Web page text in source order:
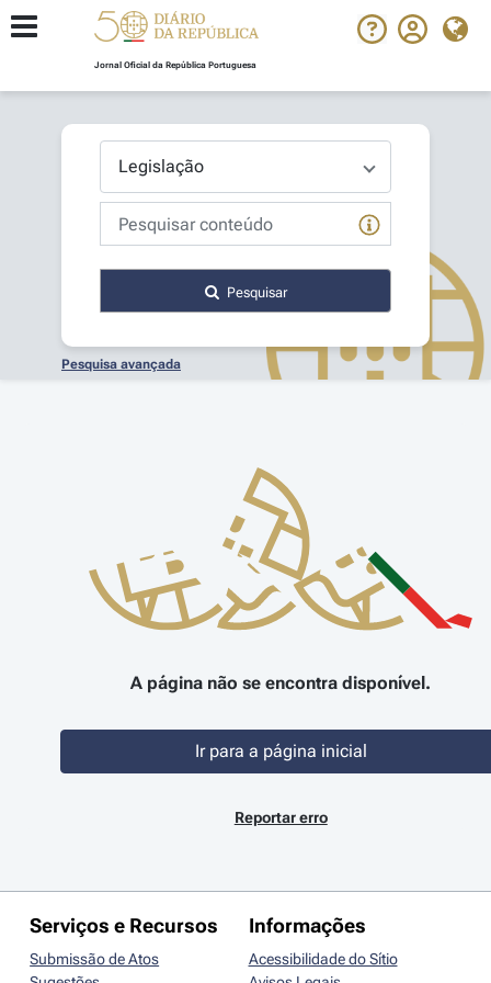
Jornal Oficial da República Portuguesa
Pesquisar
Pesquisa avançada
A página não se encontra disponível.
Ir para a página inicial
Reportar erro
Serviços e Recursos
Submissão de Atos
Informações
Acessibilidade do Sítio